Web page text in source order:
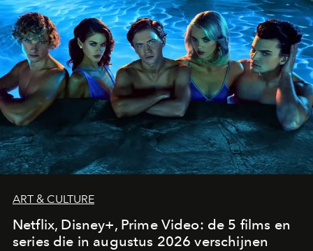
ART & CULTURE
Netflix, Disney+, Prime Video: de 5 films en
series die in augustus 2026 verschijnen